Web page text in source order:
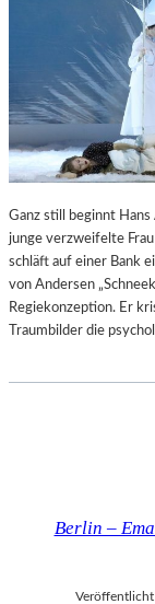
Ganz still beginnt Hans
junge verzweifelte
schläft auf einer Bank
von Andersen
Regiekonzeption. Er
Traumbilder die
Berlin –
Veröffentlicht